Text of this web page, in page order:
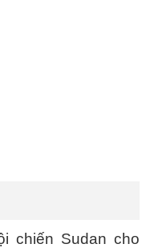
chiến Sudan cho